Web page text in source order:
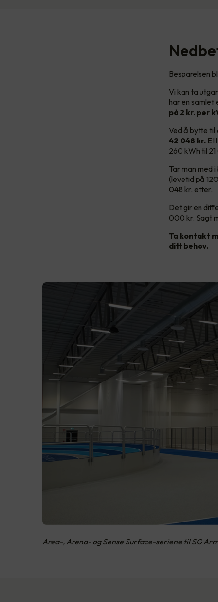
Besparelsen
Vi kan ta
har en samlet
på 2 kr. per
Ved å bytte
42 048 kr.
260 kWh til
Tar man med
(levetid på
048 kr. etter.
Det gir en
000 kr. Sagt
Ta kontakt
ditt behov.
Area-, Arena- og Sense Surface-seriene til SG